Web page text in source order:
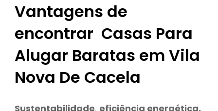
Vantagens de
encontrar Casas Para
Alugar Baratas em Vila
Nova De Cacela
Sustentabilidade, eficiência energética,